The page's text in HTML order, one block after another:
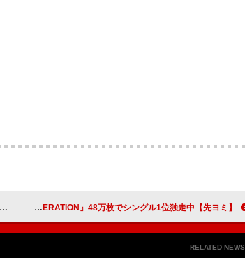
【先ヨミ】櫻坂46『UDAGAWA GENERATION』48万枚でシングル1位独走中
RELATED NEWS